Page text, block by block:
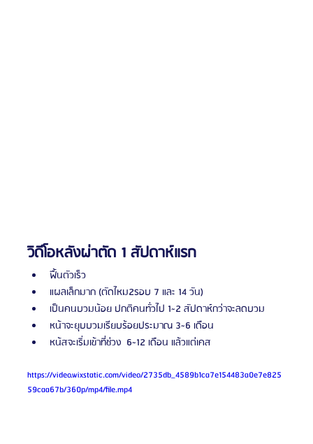
วิดีโอหลังผ่าตัด 1 สัปดาห์แรก
ฟื้นตัวเร็ว
แผลเล็กมาก (ตัดไหม2รอบ 7 และ 14 วัน)
เป็นคนบวมน้อย ปกติคนทั่วไป 1~2 สัปดาห์กว่าจะลดบวม
หน้าจะยุบบวมเรียบร้อยประมาณ 3~6 เดือน
หน้สจะเริ่มเข้าที่ช่วง  6~12 เดือน แล้วแต่เคส
https://video.wixstatic.com/video/2735db_4589b1ca7e154483a0e7e825
59caa67b/360p/mp4/file.mp4